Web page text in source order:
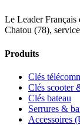
Le Leader Français
Chatou (78),
Produits
Clés
Clés scooter
Clés bateau
Serrures &
Accessoires